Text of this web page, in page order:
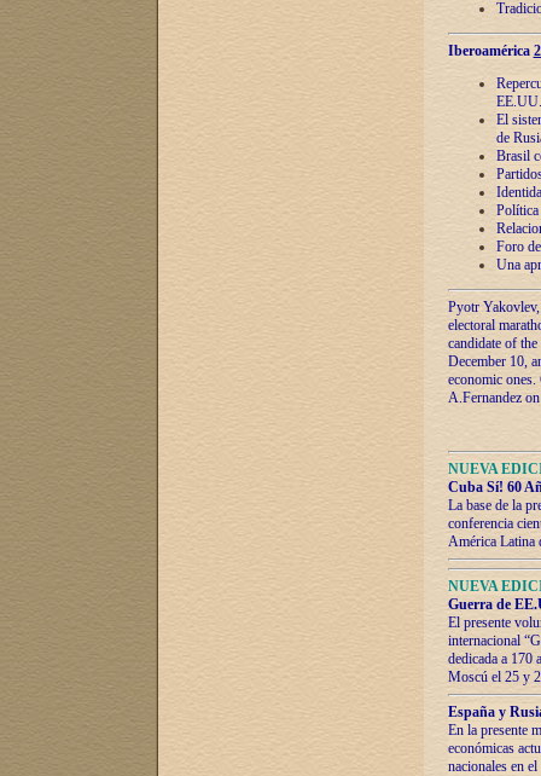
Iberoamérica
EE.UU.
El
de
Brasil
Política
Foro
Una
Pyotr
electoral
candidate of
December 10,
economic
A.Fernandez
NUEVA
Cuba Sí! 60
La base de la
conferencia
América Latina
NUEVA
Guerra de
El presente
internacional
dedicada a 170
Moscú el 25 y
España y
En la presente
económicas
nacionales en